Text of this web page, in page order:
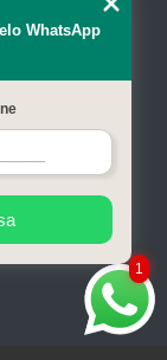
1
WhatsApp